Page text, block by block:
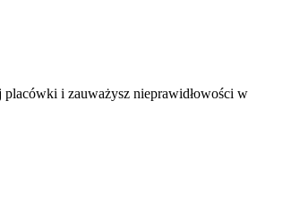
placówki i zauważysz nieprawidłowości w